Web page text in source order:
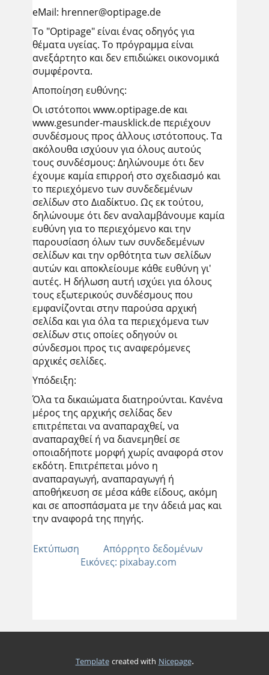
eMail: hrenner@optipage.de
Το "Optipage" είναι ένας οδηγός για
θέματα υγείας. Το πρόγραμμα είναι
ανεξάρτητο και δεν επιδιώκει οικονομικά
συμφέροντα.
Αποποίηση ευθύνης:
Οι ιστότοποι www.optipage.de και
www.gesunder-mausklick.de περιέχουν
συνδέσμους προς άλλους ιστότοπους. Τα
ακόλουθα ισχύουν για όλους αυτούς
τους συνδέσμους: Δηλώνουμε ότι δεν
έχουμε καμία επιρροή στο σχεδιασμό και
το περιεχόμενο των συνδεδεμένων
σελίδων στο Διαδίκτυο. Ως εκ τούτου,
δηλώνουμε ότι δεν αναλαμβάνουμε καμία
ευθύνη για το περιεχόμενο και την
παρουσίαση όλων των συνδεδεμένων
σελίδων και την ορθότητα των σελίδων
αυτών και αποκλείουμε κάθε ευθύνη γι'
αυτές. Η δήλωση αυτή ισχύει για όλους
τους εξωτερικούς συνδέσμους που
εμφανίζονται στην παρούσα αρχική
σελίδα και για όλα τα περιεχόμενα των
σελίδων στις οποίες οδηγούν οι
σύνδεσμοι προς τις αναφερόμενες
αρχικές σελίδες.
Υπόδειξη:
Όλα τα δικαιώματα διατηρούνται. Κανένα
μέρος της αρχικής σελίδας δεν
επιτρέπεται να αναπαραχθεί, να
αναπαραχθεί ή να διανεμηθεί σε
οποιαδήποτε μορφή χωρίς αναφορά στον
εκδότη. Επιτρέπεται μόνο η
αναπαραγωγή, αναπαραγωγή ή
αποθήκευση σε μέσα κάθε είδους, ακόμη
και σε αποσπάσματα με την άδειά μας και
την αναφορά της πηγής.
Εκτύπωση
Απόρρητο δεδομένων
Εικόνες: pixabay.com
Template created with Nicepage.